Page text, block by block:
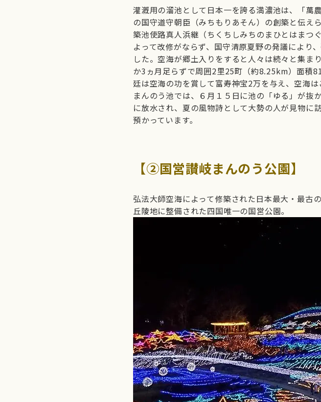
灌漑用の溜池として日本一を誇る満濃池は、「萬
の国守道守朝臣（みちもりあそん）の創築と伝え
築池使路真人浜継（ちくちしみちのまひとはまつ
よって改修がならず、国守清原夏野の発議により
した。空海が郷土入りをすると人々は続々と集ま
か3ヵ月足らずで周囲2里25町（約8.25km）面積
廷は空海の功を賞して富寿神宝2万を与え、空海
まんのう池では、６月１５日に池の「ゆる」が抜
に放水され、夏の風物詩として大勢の人が見物に
預かっています。
【②国営讃岐まんのう公園】
弘法大師空海によって修築された日本最大・最古
丘陵地に整備された四国唯一の国営公園。